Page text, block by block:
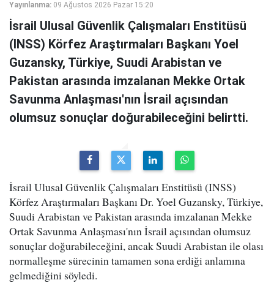
Yayınlanma: 09 Ağustos 2026 Pazar 15:20
İsrail Ulusal Güvenlik Çalışmaları Enstitüsü
(INSS) Körfez Araştırmaları Başkanı Yoel
Guzansky, Türkiye, Suudi Arabistan ve
Pakistan arasında imzalanan Mekke Ortak
Savunma Anlaşması'nın İsrail açısından
olumsuz sonuçlar doğurabileceğini belirtti.
İsrail Ulusal Güvenlik Çalışmaları Enstitüsü (INSS)
Körfez Araştırmaları Başkanı Dr. Yoel Guzansky, Türkiye,
Suudi Arabistan ve Pakistan arasında imzalanan Mekke
Ortak Savunma Anlaşması'nın İsrail açısından olumsuz
sonuçlar doğurabileceğini, ancak Suudi Arabistan ile olası
normalleşme sürecinin tamamen sona erdiği anlamına
gelmediğini söyledi.